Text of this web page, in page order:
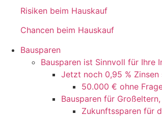
Risiken beim Hauskauf
Chancen beim Hauskauf
Bausparen
Bausparen ist Sinnvoll für Ihre
Jetzt noch 0,95 % Zinsen
50.000 € ohne
Bausparen für
Zukunftssparen für